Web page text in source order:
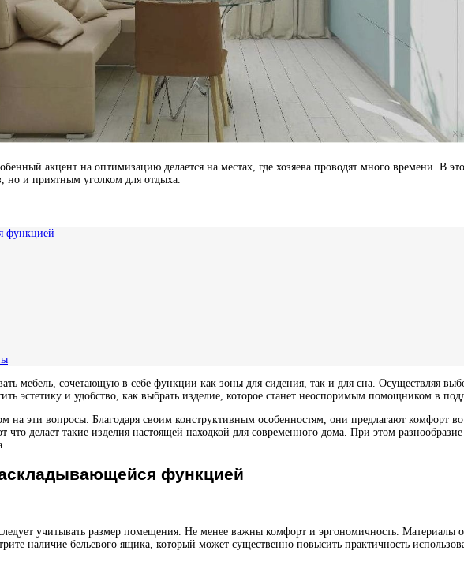
акцент на оптимизацию делается на местах, где хозяева проводят много времени. В
но и приятным уголком для отдыха.
функцией
мебель, сочетающую в себе функции как зоны для сидения, так и для сна. Осуществляя
эстетику и удобство, как выбрать изделие, которое станет неоспоримым помощником в
на эти вопросы. Благодаря своим конструктивным особенностям, они предлагают
делает такие изделия настоящей находкой для современного дома. При этом
функцией
учитывать размер помещения. Не менее важны комфорт и эргономичность.
наличие бельевого ящика, который может существенно повысить практичность